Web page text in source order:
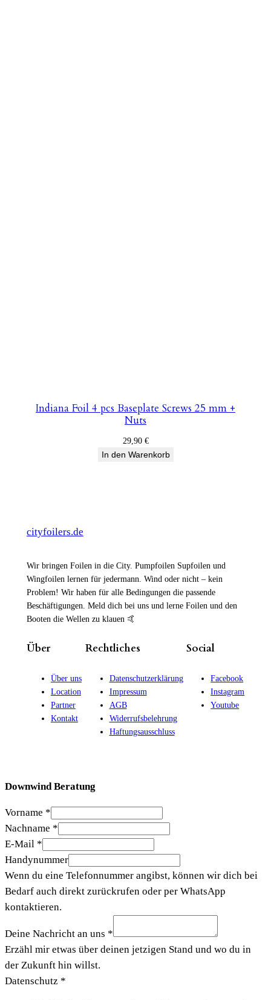
Indiana Foil 4 pcs Baseplate Screws 25 mm +
Nuts
29,90 €
In den Warenkorb
cityfoilers.de
Wir bringen Foilen in die City. Pumpfoilen Supfoilen und
Wingfoilen lernen für jedermann. Wind oder nicht – kein
Problem! Wir haben für alle Bedingungen die passende
Beschäftigungen. Meld dich bei uns und lerne Foilen und den
Booten die Wellen zu klauen 🤙
Über
Über uns
Location
Partner
Kontakt
Rechtliches
Datenschutzerklärung
Impressum
AGB
Widerrufsbelehrung
Haftungsausschluss
Social
Facebook
Instagram
Youtube
Downwind Beratung
Vorname *
Nachname *
E-Mail *
Handynummer
Wenn du eine Telefonnummer angibst, können wir dich bei
Bedarf auch direkt zurückrufen oder per WhatsApp
kontaktieren.
Deine Nachricht an uns *
Erzähl mir etwas über deinen jetzigen Stand und wo du in
der Zukunft hin willst.
Datenschutz *